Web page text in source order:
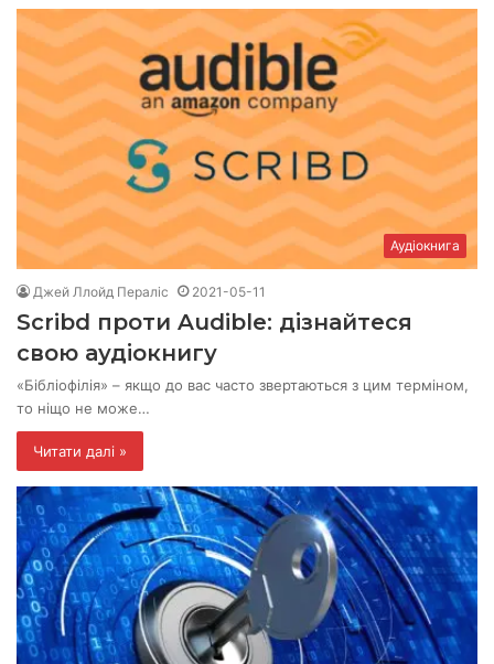
Аудіокнига
Джей Ллойд Пераліс 2021-05-11
Scribd проти Audible: дізнайтеся
свою аудіокнигу
«Бібліофілія» – якщо до вас часто звертаються з цим терміном,
то ніщо не може…
Читати далі »